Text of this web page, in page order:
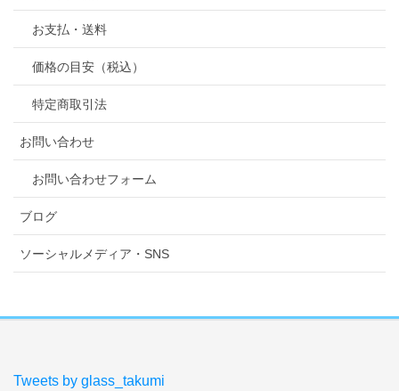
お支払・送料
価格の目安（税込）
特定商取引法
お問い合わせ
お問い合わせフォーム
ブログ
ソーシャルメディア・SNS
Tweets by glass_takumi